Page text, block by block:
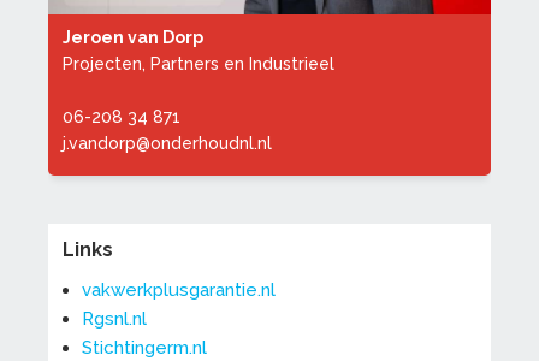
Jeroen van Dorp
Projecten, Partners en Industrieel
06-208 34 871
j.vandorp@onderhoudnl.nl
Links
vakwerkplusgarantie.nl
Rgsnl.nl
Stichtingerm.nl